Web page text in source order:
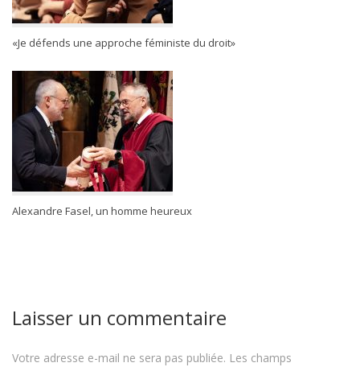
«Je défends une approche féministe du droit»
Alexandre Fasel, un homme heureux
Laisser un commentaire
Votre adresse e-mail ne sera pas publiée. Les champs